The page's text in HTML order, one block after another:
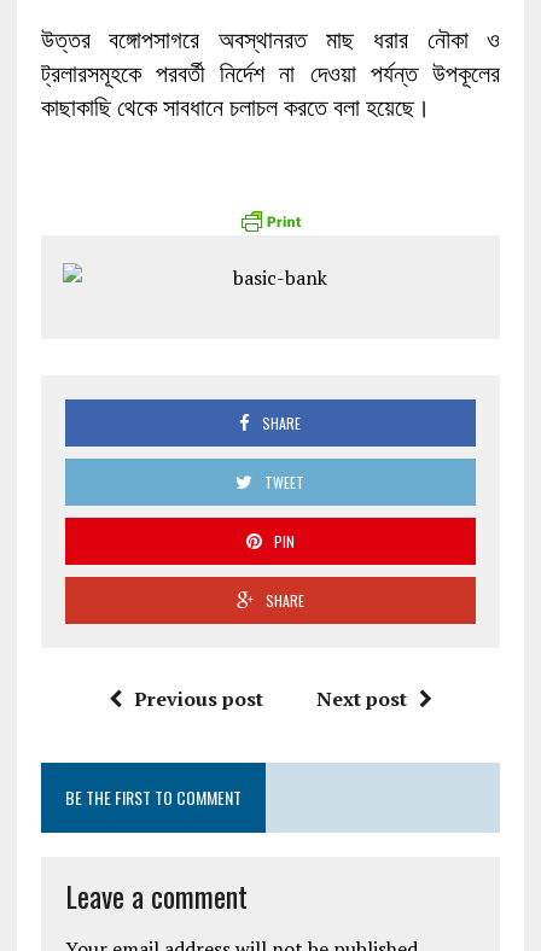
উত্তর বঙ্গোপসাগরে অবস্থানরত মাছ ধরার নৌকা ও
ট্রলারসমূহকে পরবর্তী নির্দেশ না দেওয়া পর্যন্ত উপকূলের
কাছাকাছি থেকে সাবধানে চলাচল করতে বলা হয়েছে।
SHARE
TWEET
PIN
SHARE
Previous post Next post
BE THE FIRST TO COMMENT
Leave a comment